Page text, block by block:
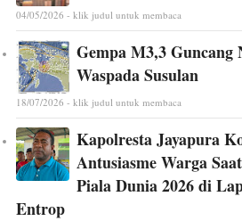
04/05/2026 - klik judul untuk membaca
Gempa M3,3
Waspada Susulan
18/07/2026 - klik judul untuk membaca
Kapolresta Jayapura
Antusiasme Warga
Piala Dunia 2026 di
Entrop